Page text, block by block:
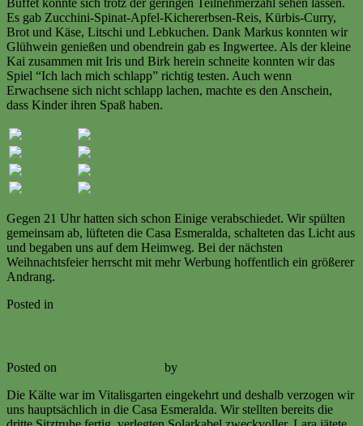
Buffet konnte sich trotz der geringen Teilnehmerzahl sehen lassen.
Es gab Zucchini-Spinat-Apfel-Kichererbsen-Reis, Kürbis-Curry,
Brot und Käse, Litschi und Lebkuchen. Dank Markus konnten wir
Glühwein genießen und obendrein gab es Ingwertee. Als der kleine
Kai zusammen mit Iris und Birk herein schneite konnten wir das
Spiel “Ich lach mich schlapp” richtig testen. Auch wenn
Erwachsene sich nicht schlapp lachen, machte es den Anschein,
dass Kinder ihren Spaß haben.
Gegen 21 Uhr hatten sich schon Einige verabschiedet. Wir spülten
gemeinsam ab, lüfteten die Casa Esmeralda, schalteten das Licht aus
und begaben uns auf dem Heimweg. Bei der nächsten
Weihnachtsfeier herrscht mit mehr Werbung hoffentlich ein größerer
Andrang.
Posted in
Posted on by
Die Kälte war im Vitalisgarten eingekehrt und deshalb verzogen wir
uns hauptsächlich in die Casa Esmeralda. Wir stellten bereits die